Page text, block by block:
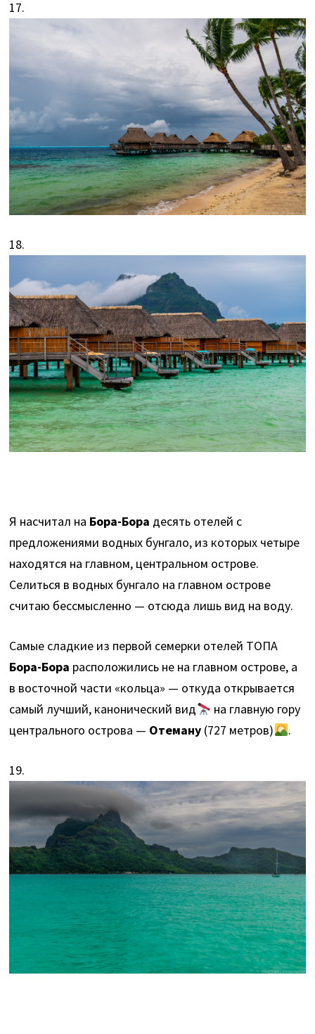
17.
18.
Я насчитал на Бора-Бора десять отелей с
предложениями водных бунгало, из которых четыре
находятся на главном, центральном острове.
Селиться в водных бунгало на главном острове
считаю бессмысленно — отсюда лишь вид на воду.
Самые сладкие из первой семерки отелей ТОПА
Бора-Бора расположились не на главном острове, а
в восточной части «кольца» — откуда открывается
самый лучший, канонический вид
на главную гору
центрального острова — Отеману (727 метров) .
19.